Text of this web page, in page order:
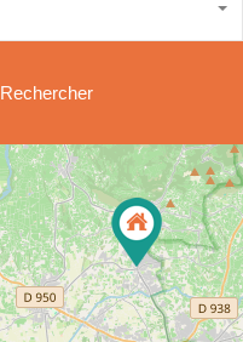
Rechercher